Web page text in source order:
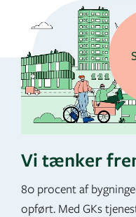
Vi tænker
80 procent af
opført. Med GKs